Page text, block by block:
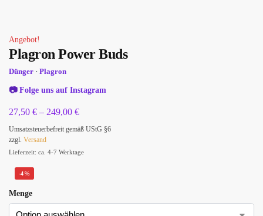
Angebot!
Plagron Power Buds
Dünger · Plagron
📷Folge uns auf Instagram
27,50 € – 249,00 €
Umsatzsteuerbefreit gemäß UStG §6
zzgl. Versand
Lieferzeit: ca. 4-7 Werktage
-4%
Menge